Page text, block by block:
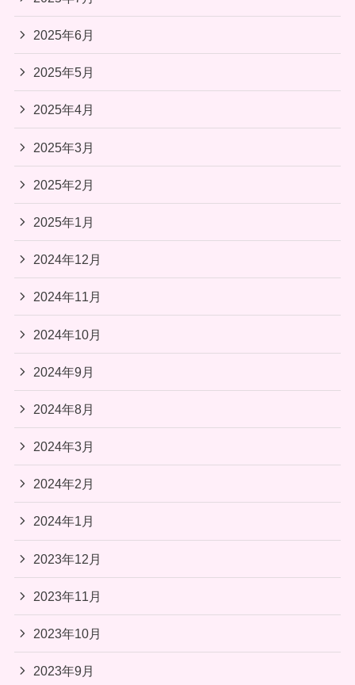
2025年6月
2025年5月
2025年4月
2025年3月
2025年2月
2025年1月
2024年12月
2024年11月
2024年10月
2024年9月
2024年8月
2024年3月
2024年2月
2024年1月
2023年12月
2023年11月
2023年10月
2023年9月